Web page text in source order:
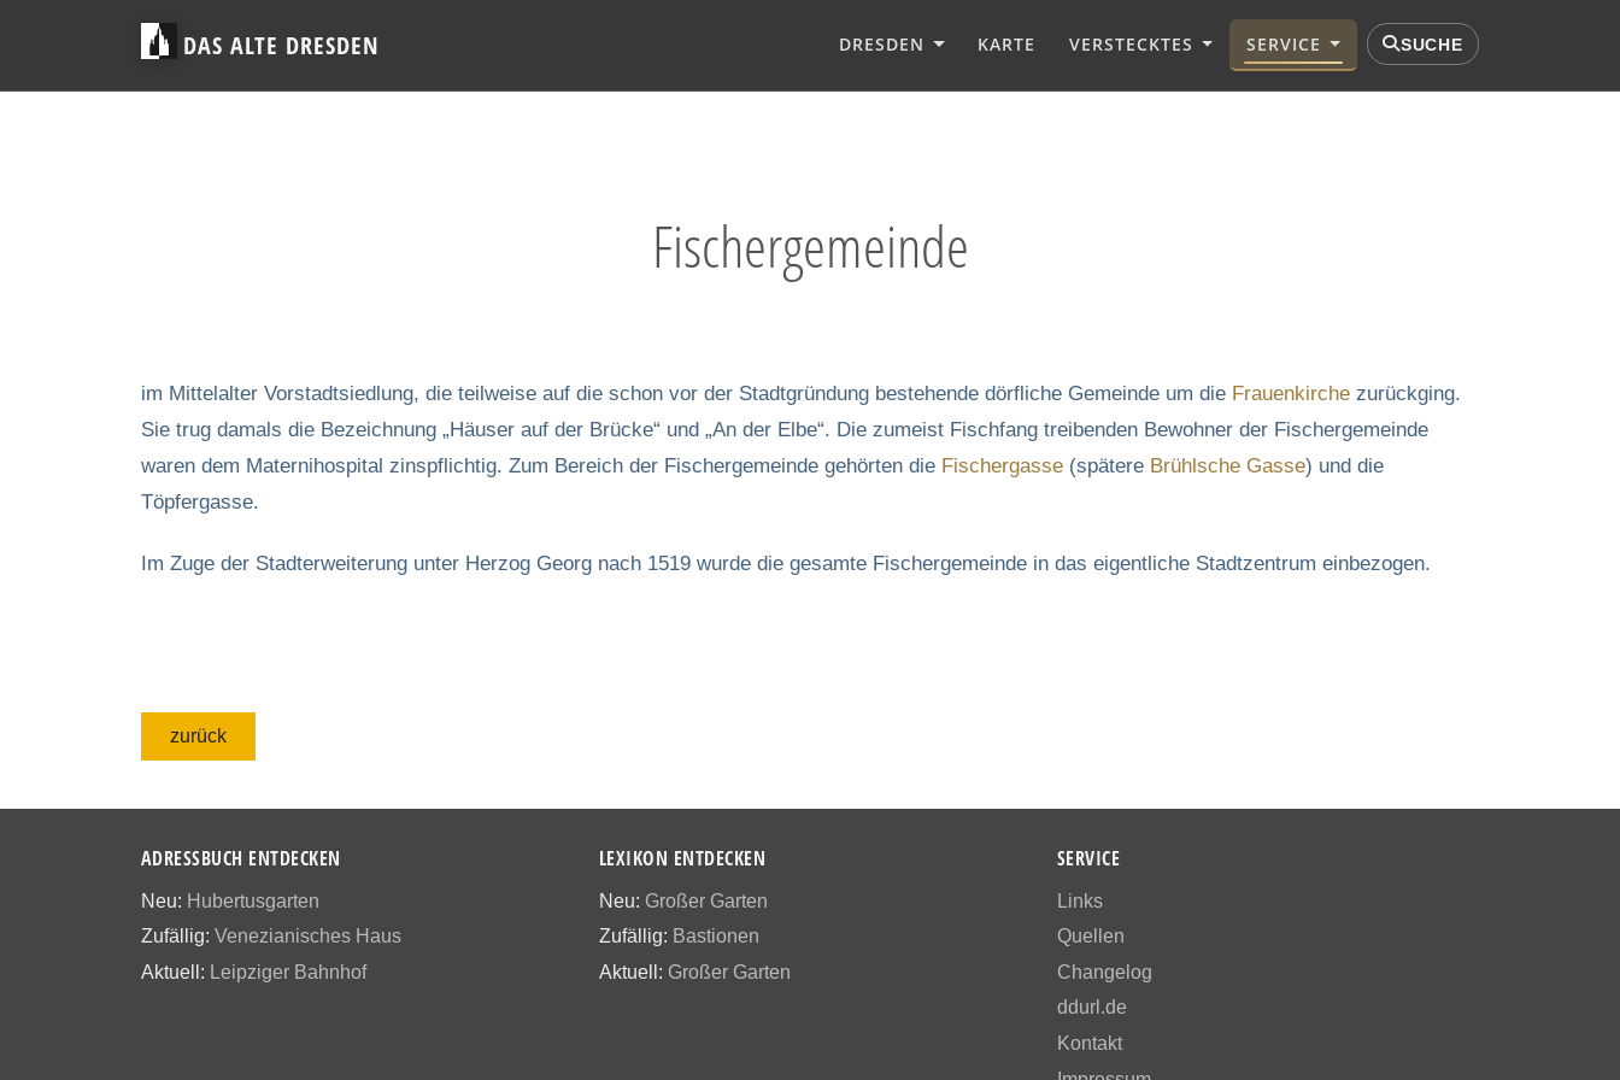
DAS ALTE DRESDEN DRESDEN KARTE VERSTECKTES SERVICE SUCHE
Fischergemeinde
im Mittelalter Vorstadtsiedlung, die teilweise auf die schon vor der Stadtgründung bestehende dörfliche Gemeinde um die Frauenkirche zurückging.
Sie trug damals die Bezeichnung „Häuser auf der Brücke“ und „An der Elbe“. Die zumeist Fischfang treibenden Bewohner der Fischergemeinde
waren dem Maternihospital zinspflichtig. Zum Bereich der Fischergemeinde gehörten die Fischergasse (spätere Brühlsche Gasse) und die
Töpfergasse.
Im Zuge der Stadterweiterung unter Herzog Georg nach 1519 wurde die gesamte Fischergemeinde in das eigentliche Stadtzentrum einbezogen.
zurück
ADRESSBUCH ENTDECKEN
Neu: Hubertusgarten
Zufällig: Venezianisches Haus
Aktuell: Leipziger Bahnhof
LEXIKON ENTDECKEN
Neu: Großer Garten
Zufällig: Bastionen
Aktuell: Großer Garten
SERVICE
Links
Quellen
Changelog
ddurl.de
Kontakt